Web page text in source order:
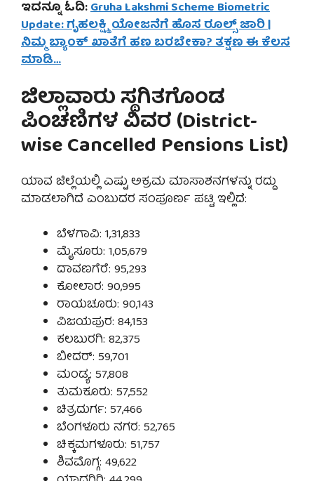
ಇದನ್ನೂ ಓದಿ:Gruha Lakshmi Scheme Biometric
Update: ಗೃಹಲಕ್ಷ್ಮಿ ಯೋಜನೆಗೆ ಹೊಸ ರೂಲ್ಸ್ ಜಾರಿ |
ನಿಮ್ಮ ಬ್ಯಾಂಕ್ ಖಾತೆಗೆ ಹಣ ಬರಬೇಕಾ? ತಕ್ಷಣ ಈ ಕೆಲಸ
ಮಾಡಿ…
ಜಿಲ್ಲಾವಾರು ಸ್ಥಗಿತಗೊಂಡ
ಪಿಂಚಣಿಗಳ ವಿವರ (District-
wise Cancelled Pensions List)
ಯಾವ ಜಿಲ್ಲೆಯಲ್ಲಿ ಎಷ್ಟು ಅಕ್ರಮ ಮಾಸಾಶನಗಳನ್ನು ರದ್ದು
ಮಾಡಲಾಗಿದೆ ಎಂಬುದರ ಸಂಪೂರ್ಣ ಪಟ್ಟಿ ಇಲ್ಲಿದೆ:
ಬೆಳಗಾವಿ: 1,31,833
ಮೈಸೂರು: 1,05,679
ದಾವಣಗೆರೆ: 95,293
ಕೋಲಾರ: 90,995
ರಾಯಚೂರು: 90,143
ವಿಜಯಪುರ: 84,153
ಕಲಬುರಗಿ: 82,375
ಬೀದರ್: 59,701
ಮಂಡ್ಯ: 57,808
ತುಮಕೂರು: 57,552
ಚಿತ್ರದುರ್ಗ: 57,466
ಬೆಂಗಳೂರು ನಗರ: 52,765
ಚಿಕ್ಕಮಗಳೂರು: 51,757
ಶಿವಮೊಗ್ಗ: 49,622